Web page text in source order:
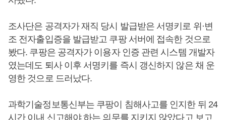
조사단은 공격자가 재직 당시 발급받은 서명키로 위·변
조 전자출입증을 발급받고 쿠팡 서버에 접속한 것으로
봤다. 쿠팡은 공격자가 이용자 인증 관련 시스템 개발자
였는데도 퇴사 이후 서명키를 즉시 갱신하지 않은 채 운
영한 것으로 드러났다.
과학기술정보통신부는 쿠팡이 침해사고를 인지한 뒤 24
시간 이내 신고해야 하는 의무를 지키지 않았다고 보고